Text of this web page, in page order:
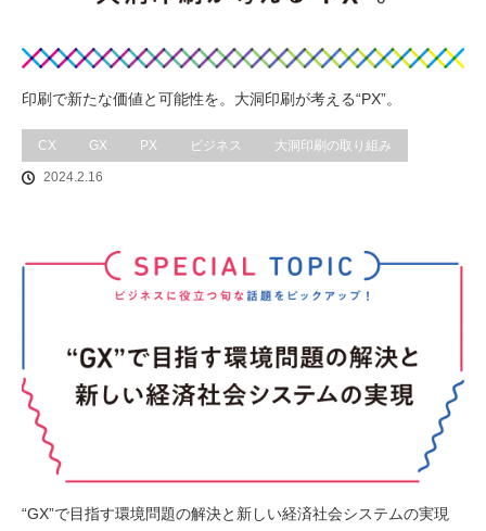
印刷で新たな価値と可能性を。大洞印刷が考える“PX”。
CX GX PX ビジネス 大洞印刷の取り組み
2024.2.16
“GX”で目指す環境問題の解決と新しい経済社会システムの実現